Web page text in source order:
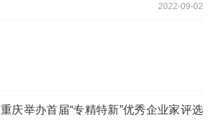
2022-09-02
重庆举办首届“专精特新”优秀企业家评选